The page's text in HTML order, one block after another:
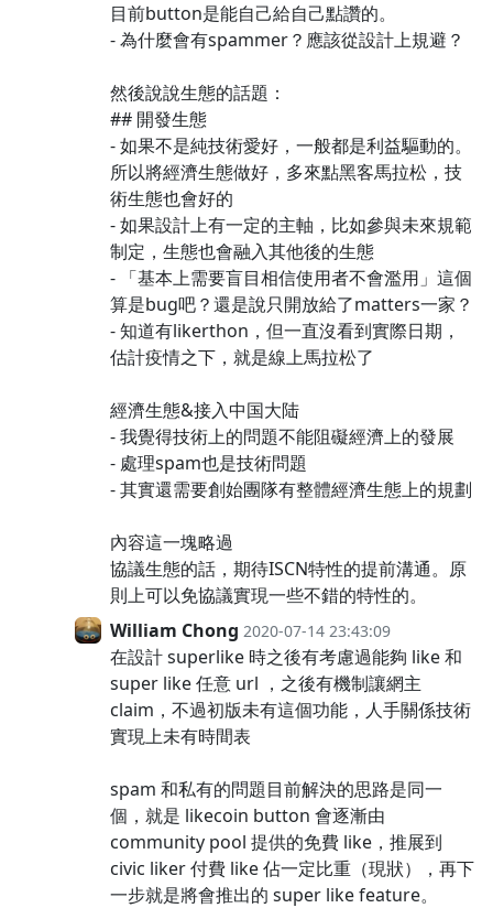
目前button是能自己給自己點讚的。
- 為什麼會有spammer？應該從設計上規避？
然後說說生態的話題：
## 開發生態
- 如果不是純技術愛好，一般都是利益驅動的。
所以將經濟生態做好，多來點黑客馬拉松，技
術生態也會好的
- 如果設計上有一定的主軸，比如參與未來規範
制定，生態也會融入其他後的生態
- 「基本上需要盲目相信使用者不會濫用」這個
算是bug吧？還是說只開放給了matters一家？
- 知道有likerthon，但一直沒看到實際日期，
估計疫情之下，就是線上馬拉松了
經濟生態&接入中国大陆
- 我覺得技術上的問題不能阻礙經濟上的發展
- 處理spam也是技術問題
- 其實還需要創始團隊有整體經濟生態上的規劃
內容這一塊略過
協議生態的話，期待ISCN特性的提前溝通。原
則上可以免協議實現一些不錯的特性的。
William Chong 2020-07-14 23:43:09
在設計 superlike 時之後有考慮過能夠 like 和
super like 任意 url ，之後有機制讓網主
claim，不過初版未有這個功能，人手關係技術
實現上未有時間表
spam 和私有的問題目前解決的思路是同一
個，就是 likecoin button 會逐漸由
community pool 提供的免費 like，推展到
civic liker 付費 like 佔一定比重（現狀），再下
一步就是將會推出的 super like feature。